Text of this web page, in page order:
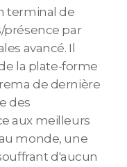
terminal de
présence par
avancé. Il
la plate-forme
de dernière
des
aux meilleurs
monde, une
d'aucun